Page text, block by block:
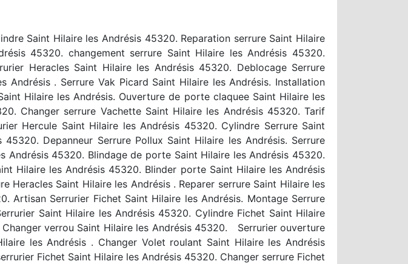
Saint Hilaire les Andrésis 45320. Reparation serrure Saint Hilaire
45320. changement serrure Saint Hilaire les Andrésis 45320.
Heracles Saint Hilaire les Andrésis 45320. Deblocage Serrure
. Serrure Vak Picard Saint Hilaire les Andrésis. Installation
Hilaire les Andrésis. Ouverture de porte claquee Saint Hilaire les
Changer serrure Vachette Saint Hilaire les Andrésis 45320. Tarif
Hercule Saint Hilaire les Andrésis 45320. Cylindre Serrure Saint
Depanneur Serrure Pollux Saint Hilaire les Andrésis. Serrure
45320. Blindage de porte Saint Hilaire les Andrésis 45320.
Hilaire les Andrésis 45320. Blinder porte Saint Hilaire les Andrésis
Heracles Saint Hilaire les Andrésis . Reparer serrure Saint Hilaire les
Artisan Serrurier Fichet Saint Hilaire les Andrésis. Montage Serrure
Saint Hilaire les Andrésis 45320. Cylindre Fichet Saint Hilaire
verrou Saint Hilaire les Andrésis 45320. Serrurier ouverture
les Andrésis . Changer Volet roulant Saint Hilaire les Andrésis
Fichet Saint Hilaire les Andrésis 45320. Changer serrure Fichet